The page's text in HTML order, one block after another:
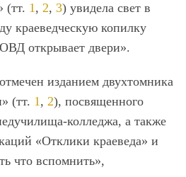
(тт. 1, 2, 3) увидела свет в
краеведческую копилку
открывает двери».
изданием двухтомника
(тт. 1, 2), посвященного
колледжа, а также
«Отклики краеведа» и
что вспомнить»,